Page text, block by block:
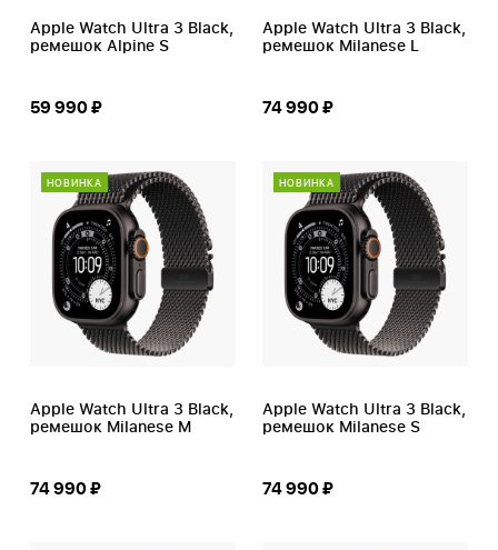
Apple Watch Ultra 3 Black,
ремешок Alpine S
59 990 ₽
Apple Watch Ultra 3 Black,
ремешок Milanese L
74 990 ₽
НОВИНКА
Apple Watch Ultra 3 Black,
ремешок Milanese M
74 990 ₽
НОВИНКА
Apple Watch Ultra 3 Black,
ремешок Milanese S
74 990 ₽